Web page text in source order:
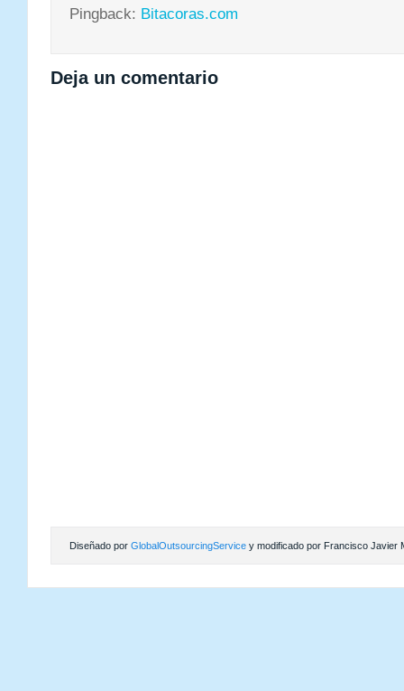
Pingback: Bitacoras.com
Deja un comentario
Diseñado por GlobalOutsourcingService y modificado por Francisco Javier